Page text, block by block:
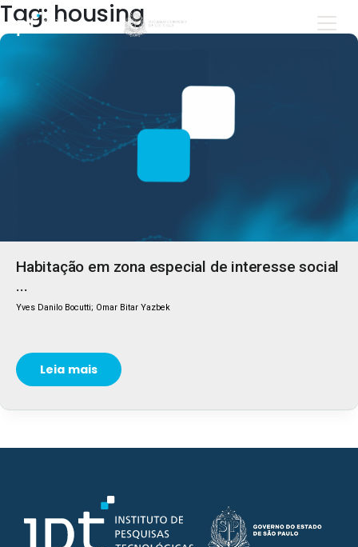
Tag: housing
Habitação em zona especial de interesse social
...
Yves Danilo Bocutti; Omar Bitar Yazbek
Leia mais